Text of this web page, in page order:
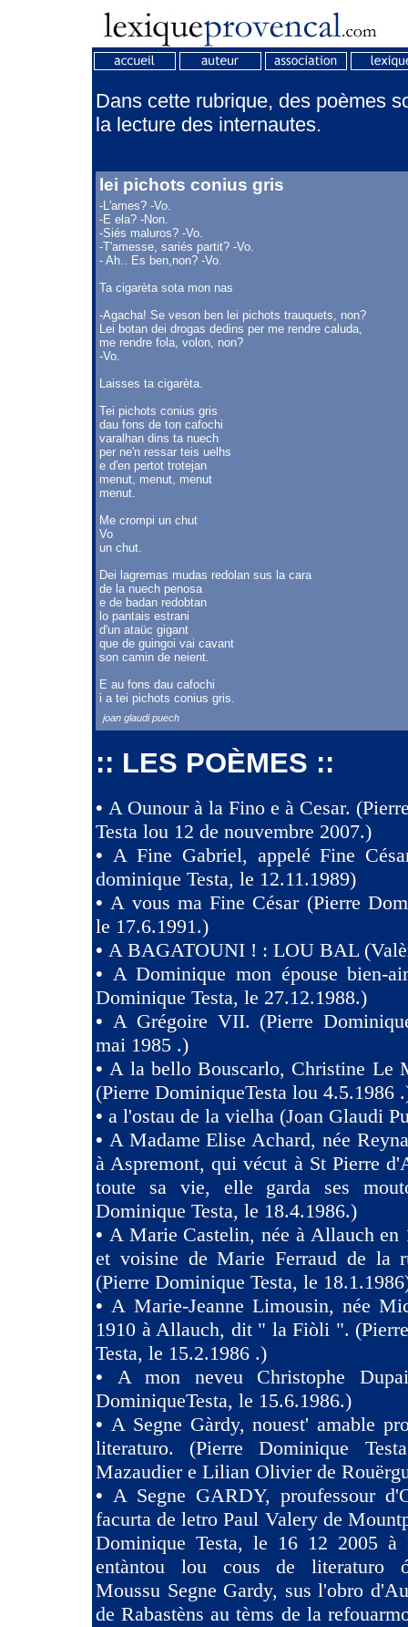
Dans cette rubrique, des poèmes
la lecture des internautes.
lei pichots conius gris
-L'ames? -Vo.
-E ela? -Non.
-Siés maluros? -Vo.
-T'amesse, sariés partit? -Vo.
- Ah.. Es ben,non? -Vo.
Ta cigarèta sota mon nas
-Agacha! Se veson ben lei pichots trauquets, non?
Lei botan dei drogas dedins per me rendre caluda,
me rendre fola, volon, non?
-Vo.
Laisses ta cigarèta.
Tei pichots conius gris
dau fons de ton cafochi
varalhan dins ta nuech
per ne'n ressar teis uelhs
e d'en pertot trotejan
menut, menut, menut
menut.
Me crompi un chut
Vo
un chut.
Dei lagremas mudas redolan sus la cara
de la nuech penosa
e de badan redobtan
lo pantais estrani
d'un ataüc gigant
que de guingoi vai cavant
son camin de neient.
E au fons dau cafochi
i a tei pichots conius gris.
joan glaudi puech
:: LES POÈMES ::
• A Ounour à la Fino e à Cesar.
Testa lou 12 de nouvembre 2007.)
• A Fine Gabriel, appelé Fine
dominique Testa, le 12.11.1989)
•A vous ma Fine César (Pierre
le 17.6.1991.)
• A BAGATOUNI ! : LOU BAL
• A Dominique mon épouse bien-
Dominique Testa, le 27.12.1988.)
• A Grégoire VII. (Pierre
mai 1985 .)
•A la bello Bouscarlo, Christine Le
(Pierre DominiqueTesta lou 4.5.1986
• a l'ostau de la vielha (Joan Glaudi
• A Madame Elise Achard, née
à Aspremont, qui vécut à St Pierre
toute sa vie, elle garda ses
Dominique Testa, le 18.4.1986.)
• A Marie Castelin, née à Allauch en
et voisine de Marie Ferraud de la
(Pierre Dominique Testa, le
•A Marie-Jeanne Limousin, née
1910 à Allauch, dit " la Fiòli ".
Testa, le 15.2.1986 .)
• A mon neveu Christophe
DominiqueTesta, le 15.6.1986.)
• A Segne Gàrdy, nouest' amable
literaturo. (Pierre Dominique
Mazaudier e Lilian Olivier de
• A Segne GARDY, proufessour
facurta de letro Paul Valery de
Dominique Testa, le 16 12 2005 à
entàntou lou cous de literaturo
Moussu Segne Gardy, sus l'obro
de Rabastèns au tèms de la